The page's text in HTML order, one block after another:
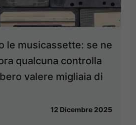
le musicassette: se ne
qualcuna controlla
valere migliaia di
12 Dicembre 2025